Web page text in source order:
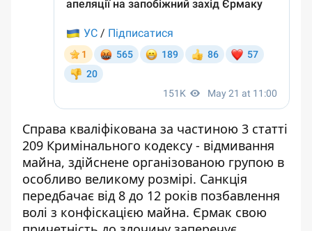
Справа кваліфікована за частиною 3 статті
209 Кримінального кодексу - відмивання
майна, здійснене організованою групою в
особливо великому розмірі. Санкція
передбачає від 8 до 12 років позбавлення
волі з конфіскацією майна. Єрмак свою